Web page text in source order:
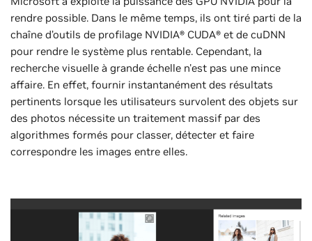
rendre possible. Dans le même temps, ils ont tiré parti de la
chaîne d’outils de profilage NVIDIA® CUDA® et de cuDNN
pour rendre le système plus rentable. Cependant, la
recherche visuelle à grande échelle n'est pas une mince
affaire. En effet, fournir instantanément des résultats
pertinents lorsque les utilisateurs survolent des objets sur
des photos nécessite un traitement massif par des
algorithmes formés pour classer, détecter et faire
correspondre les images entre elles.